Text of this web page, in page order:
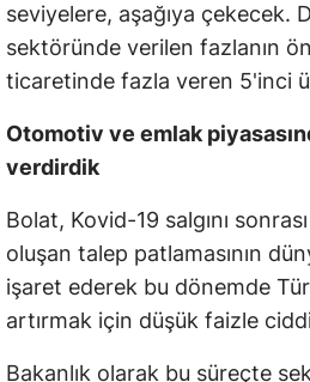
seviyelere, aşağıya çekecek.
sektöründe verilen fazlanın
ticaretinde fazla veren 5'inci
Otomotiv ve emlak
verdirdik
Bolat, Kovid-19 salgını
oluşan talep patlamasının
işaret ederek bu dönemde
artırmak için düşük faizle
Bakanlık olarak bu süreçte